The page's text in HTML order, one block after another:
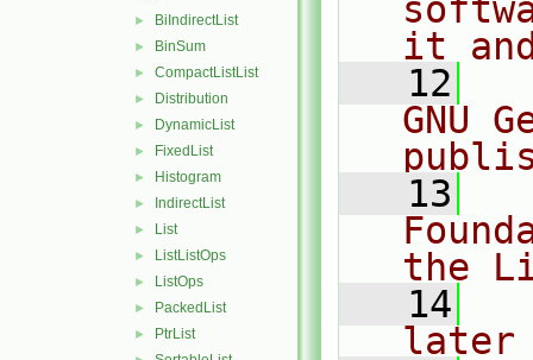
► BiIndirectList
► BinSum
► CompactListList
► Distribution
► DynamicList
► FixedList
► Histogram
► IndirectList
► List
► ListListOps
► ListOps
► PackedList
► PtrList
it
   12
GNU
   13
the
   14
later